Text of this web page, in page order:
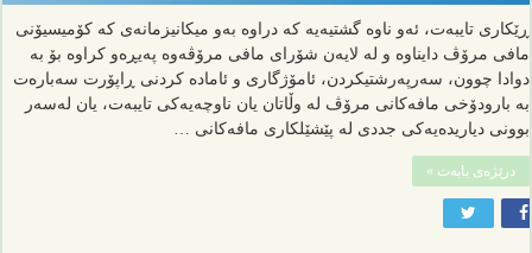
ڕێکاری تایبەت، ئەو ناوە گشتیەیە کە دراوە بەو میکانیزمانەی کە کۆمیسیۆنی
مافی مرۆڤ دایناوە و لە لایەن شۆرای مافی مرۆڤەوە پەیڕەو کراوە بۆ بە
دوادا چوون، سەرپەرشتیکردن، ئامۆژگاری و ئامادە کردنی ڕاپۆرت سەبارەت
بە بارودۆخی مافەکانی مرۆڤ لە وڵاتان یان ناوچەیەکی تایبەت، یان لەسەر
بوونی دیاریدەیەکی جددی لە پێشێلکاری مافەکانی …
درێژەی بابەت »